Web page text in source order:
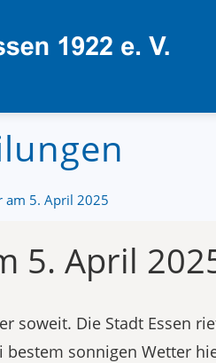
am 5. April 2025
5. April
soweit. Die Stadt Essen
bestem sonnigen Wetter